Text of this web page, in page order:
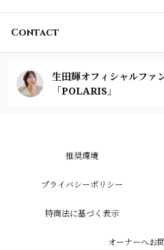
Contact
生田輝オフィシャルファ
「POLARIS」
推奨環境
プライバシーポリシー
特商法に基づく表示
オーナーへお